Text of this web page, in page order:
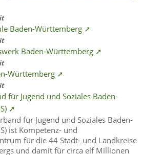
Baden-Württemberg ➚
Baden-Württemberg ➚
Württemberg ➚
für Jugend und Soziales Baden-
➚
für Jugend und Soziales Baden-
ist Kompetenz- und
für die 44 Stadt- und Landkreise
und damit für circa elf Millionen